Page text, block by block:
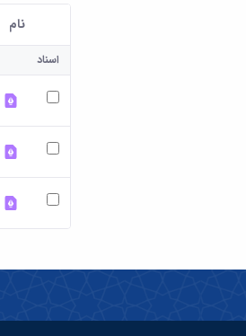
کاربر
نام
اسناد